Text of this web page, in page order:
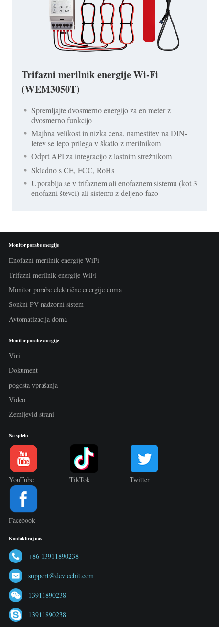
Trifazni merilnik energije Wi-Fi
(WEM3050T)
Spremljajte dvosmerno energijo za en meter z
dvosmerno funkcijo
Majhna velikost in nizka cena, namestitev na DIN-
letev se lepo prilega v škatlo z merilnikom
Odprt API za integracijo z lastnim strežnikom
Skladno s CE, FCC, RoHs
Uporablja se v trifaznem ali enofaznem sistemu (kot 3
enofazni števci) ali sistemu z deljeno fazo
Monitor porabe energije
Enofazni merilnik energije WiFi
Trifazni merilnik energije WiFi
Monitor porabe električne energije doma
Sončni PV nadzorni sistem
Avtomatizacija doma
Monitor porabe energije
Viri
Dokument
pogosta vprašanja
Video
Zemljevid strani
Na spletu
YouTube TikTok Twitter
Facebook
Kontaktiraj nas
+86 13911890238
support@devicebit.com
13911890238
13911890238